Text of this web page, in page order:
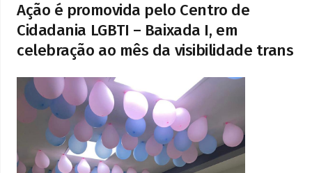
Ação é promovida pelo Centro de
Cidadania LGBTI – Baixada I, em
celebração ao mês da visibilidade trans